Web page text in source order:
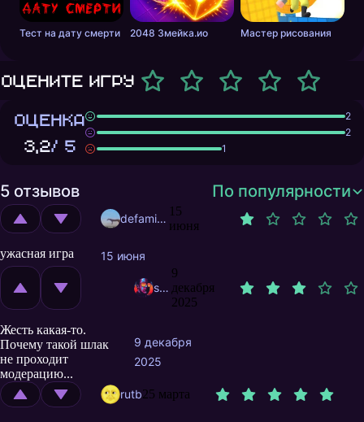
Тест на дату смерти 2048 Змейка.ио Мастер рисования
Оцените игру
ОЦЕНКА
3,2/ 5
2
2
1
5 отзывов По популярности
defamine
15
июня
ужасная игра
15 июня
smitt522
9
декабря
2025
Жесть какая-то.
Почему такой шлак
не проходит
модерацию...
9 декабря
2025
rutb25 марта